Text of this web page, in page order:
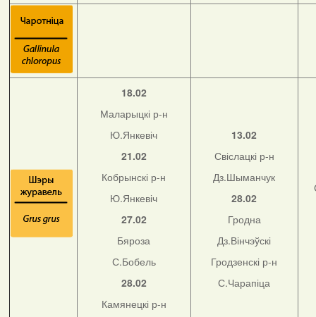
18.02
Маларыцкі р-н
Ю.Янкевіч
21.02
Кобрынскі р-н
Ю.Янкевіч
27.02
Бяроза
С.Бобель
28.02
Камянецкі р-н
13.02
Свіслацкі р-н
Дз.Шыманчук
28.02
Гродна
Дз.Вінчэўскі
Гродзенскі р-н
С.Чарапіца